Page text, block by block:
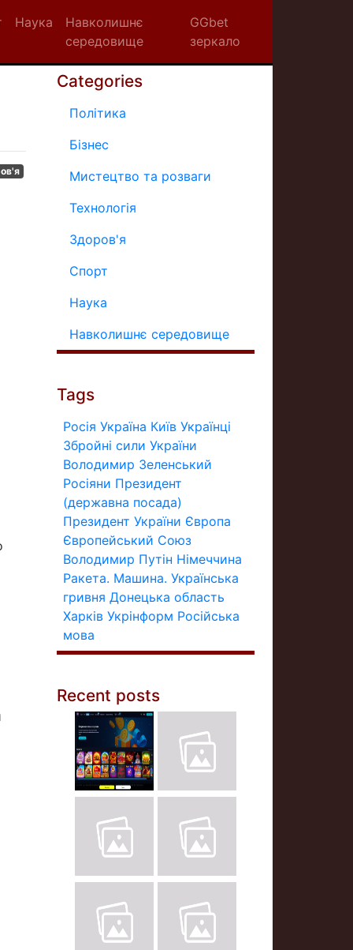
Наука
Навколишнє
середовище
GGbet
зеркало
Categories
Політика
Бізнес
Мистецтво та розваги
Технологія
Здоров'я
Спорт
Наука
Навколишнє середовище
Tags
Росія Україна Київ Українці
Збройні сили України
Володимир Зеленський
Росіяни Президент
(державна посада)
Президент України Європа
Європейський Союз
Володимир Путін Німеччина
Ракета. Машина. Українська
гривня Донецька область
Харків Укрінформ Російська
мова
Recent posts